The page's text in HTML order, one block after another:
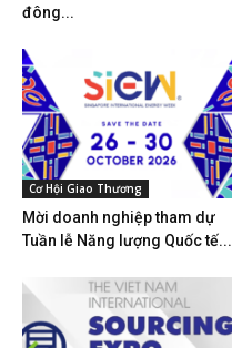
đông...
Cơ Hội Giao Thương
Mời doanh nghiệp tham dự
Tuần lễ Năng lượng Quốc tế...